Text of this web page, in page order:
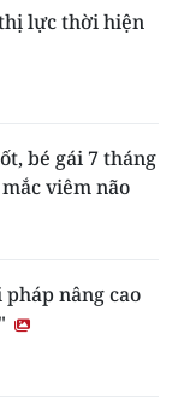
lực thời hiện
bé gái 7 tháng
viêm não
nâng cao